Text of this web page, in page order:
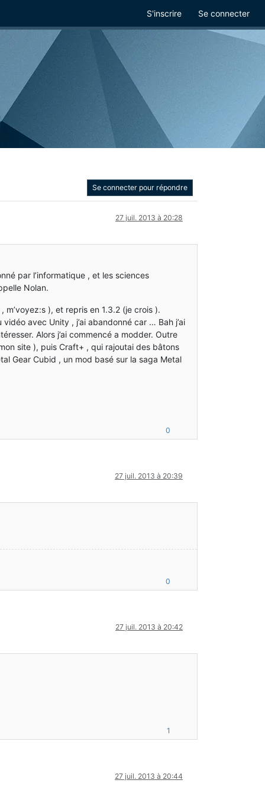
S'inscrire Se connecter
Se connecter pour répondre
27 juil. 2013 à 20:28
par l’informatique , et les sciences
Nolan.
m’voyez:s ), et repris en 1.3.2 (je crois ).
avec Unity , j’ai abandonné car … Bah j’ai
Alors j’ai commencé a modder. Outre
site ), puis Craft+ , qui rajoutai des bâtons
Gear Cubid , un mod basé sur la saga Metal
0
27 juil. 2013 à 20:39
0
27 juil. 2013 à 20:42
1
27 juil. 2013 à 20:44